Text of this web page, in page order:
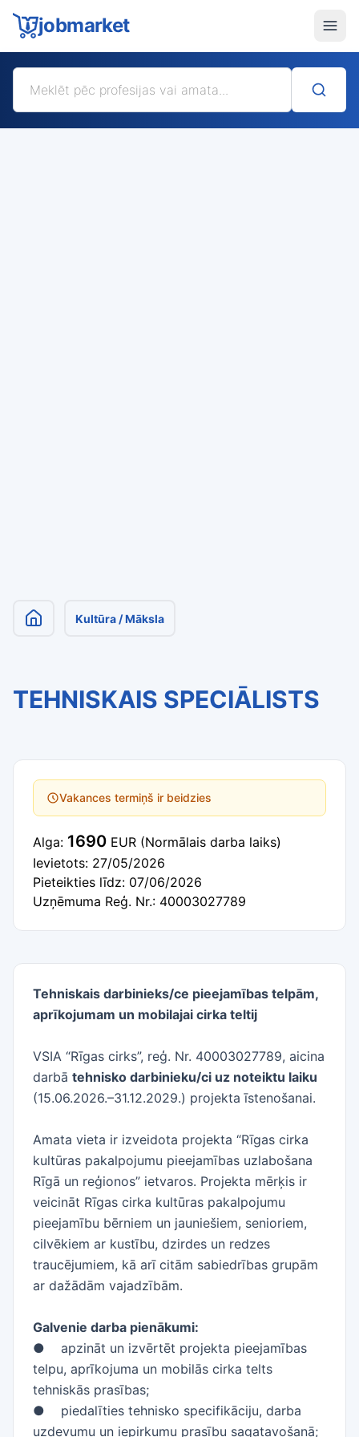
jobmarket
Kultūra / Māksla
TEHNISKAIS SPECIĀLISTS
Tehniskais darbinieks/ce pieejamības telpām,
aprīkojumam un mobilajai cirka teltij
VSIA “Rīgas cirks”, reģ. Nr. 40003027789, aicina
darbā tehnisko darbinieku/ci uz noteiktu laiku
(15.06.2026.–31.12.2029.) projekta īstenošanai.
Amata vieta ir izveidota projekta “Rīgas cirka
kultūras pakalpojumu pieejamības uzlabošana
Rīgā un reģionos” ietvaros. Projekta mērķis ir
veicināt Rīgas cirka kultūras pakalpojumu
pieejamību bērniem un jauniešiem, senioriem,
cilvēkiem ar kustību, dzirdes un redzes
traucējumiem, kā arī citām sabiedrības grupām
ar dažādām vajadzībām.
Galvenie darba pienākumi:
● apzināt un izvērtēt projekta pieejamības
telpu, aprīkojuma un mobilās cirka telts
tehniskās prasības;
● piedalīties tehnisko specifikāciju, darba
uzdevumu un iepirkumu prasību sagatavošanā;
Vakances termiņš ir beidzies
Alga: 1690 EUR (Normālais darba laiks)
Ievietots: 27/05/2026
Pieteikties līdz: 07/06/2026
Uzņēmuma Reģ. Nr.: 40003027789